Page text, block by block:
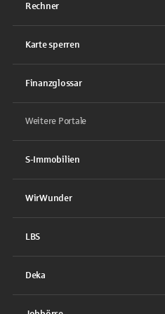
Rechner
Karte sperren
Finanzglossar
Weitere Portale
S-Immobilien
WirWunder
LBS
Deka